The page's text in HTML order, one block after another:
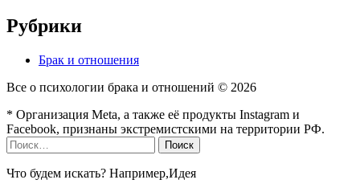
Рубрики
Брак и отношения
Все о психологии брака и отношений © 2026
* Организация Meta, а также её продукты Instagram и
Facebook, признаны экстремистскими на территории РФ.
Найти:
Что будем искать? Например,Идея